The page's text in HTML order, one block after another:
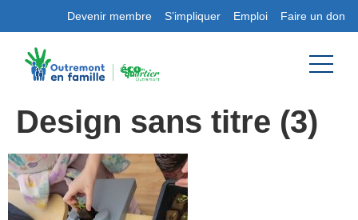
Devenir membre S’impliquer Emploi Faire un don
Design sans titre (3)